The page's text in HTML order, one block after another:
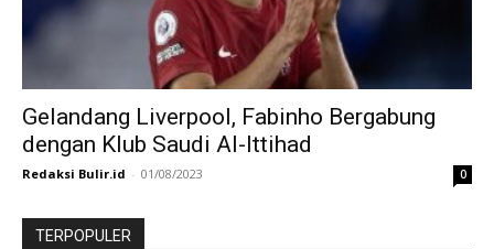
Gelandang Liverpool, Fabinho Bergabung
dengan Klub Saudi Al-Ittihad
Redaksi Bulir.id - 01/08/2023 0
TERPOPULER